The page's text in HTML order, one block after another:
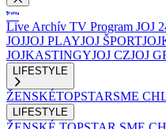
Live Archív TV Program JOJ
JOJJOJ PLAYJOJ ŠPORT
JOJKASTINGYJOJ CZJOJ
LIFESTYLE
ŽENSKÉTOPSTARSME
LIFESTYLE